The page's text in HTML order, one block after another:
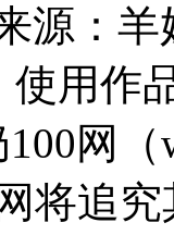
源：
使用作
网（
将追